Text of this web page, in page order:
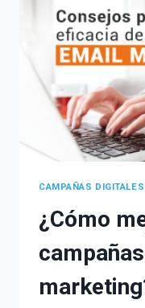
PARA
TU
EMPRESA
CAMPAÑAS DIGITALES
¿Cómo